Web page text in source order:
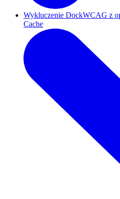
Wykluczenie DockWCAG z
Cache